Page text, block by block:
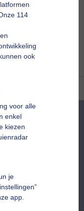
114
ook
voor alle
enkel
kiezen
je
app.